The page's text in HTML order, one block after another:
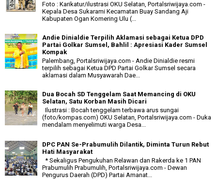
Foto : Karikatur/ilustrasi OKU Selatan, Portalsriwijaya.com -
Kepala Desa Sukarami Kecamatan Buay Sandang Aji
Kabupaten Ogan Komering Ulu (...
Andie Dinialdie Terpilih Aklamasi sebagai Ketua DPD
Partai Golkar Sumsel, Bahlil : Apresiasi Kader Sumsel
Kompak
Palembang, Portalsriwijaya.com - Andie Dinialdie resmi
terpilih sebagai Ketua DPD Partai Golkar Sumsel secara
aklamasi dalam Musyawarah Dae...
Dua Bocah SD Tenggelam Saat Memancing di OKU
Selatan, Satu Korban Masih Dicari
Ilustrasi : Bocah tenggelam terbawa arus sungai
(foto/kompas.com) OKU Selatan, Portalsriwijaya.com - Duka
mendalam menyelimuti warga Desa...
DPC PAN Se-Prabumulih Dilantik, Diminta Turun Rebut
Hati Masyarakat
* Sekaligus Pengukuhan Relawan dan Rakerda ke 1 PAN
Prabumulih Prabumulih, Portalsriwijaya.com - Dewan
Pengurus Daerah (DPD) Partai Amanat...